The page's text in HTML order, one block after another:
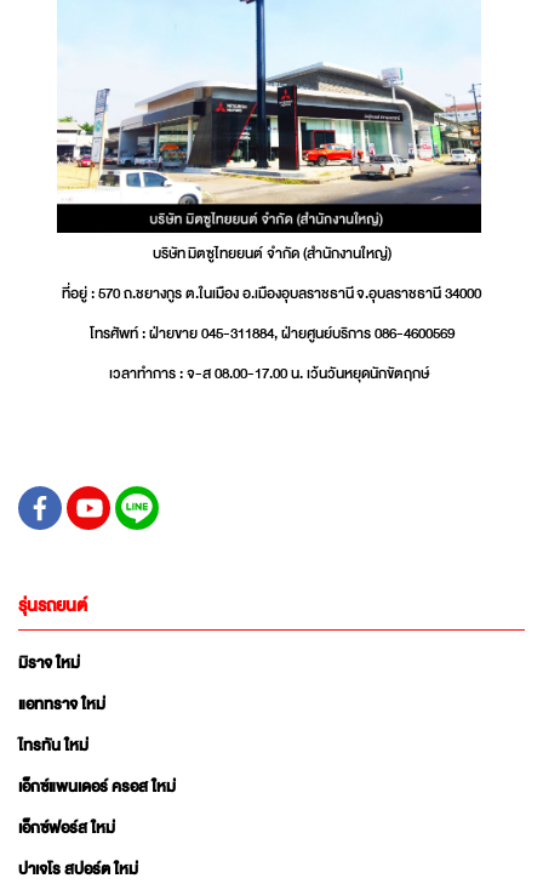
บริษัท มิตซูไทยยนต์ จำกัด (สำนักงานใหญ่)
ที่อยู่ : 570 ถ.ชยางกูร ต.ในเมือง อ.เมืองอุบลราชธานี จ.อุบลราชธานี 34000
โทรศัพท์ : ฝ่ายขาย 045-311884, ฝ่ายศูนย์บริการ 086-4600569
เวลาทำการ : จ-ส 08.00-17.00 น. เว้นวันหยุดนักขัตฤกษ์
รุ่นรถยนต์
มิราจ ใหม่
แอททราจ ใหม่
ไทรทัน ใหม่
เอ็กซ์แพนเดอร์ ครอส ใหม่
เอ็กซ์ฟอร์ส ใหม่
ปาเจโร สปอร์ต ใหม่